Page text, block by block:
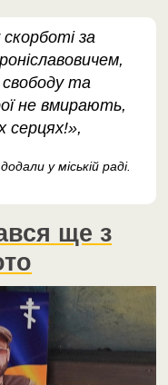
за
та
не вмирають,
серцях!»,
додали у міській раді.
ще з